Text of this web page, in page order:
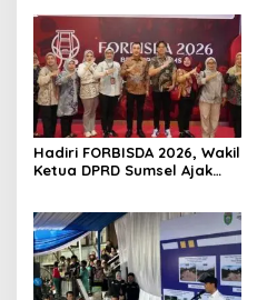
Hadiri FORBISDA 2026, Wakil
Ketua DPRD Sumsel Ajak